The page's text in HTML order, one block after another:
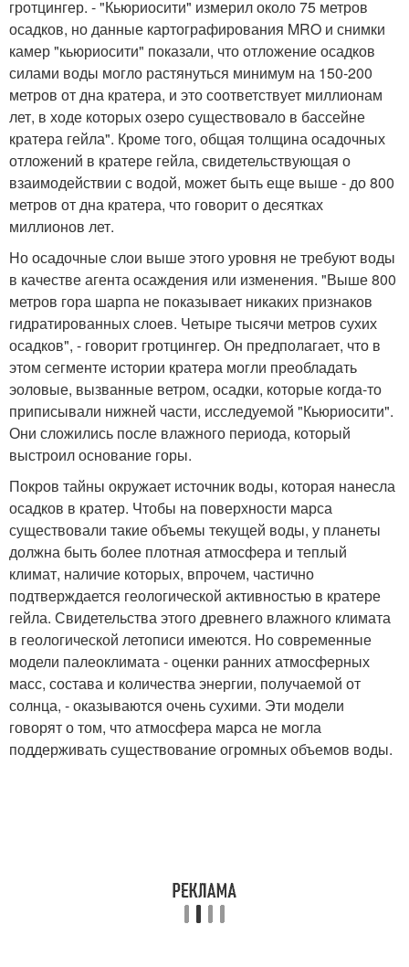
гротцингер. - "Кьюриосити" измерил около 75 метров
осадков, но данные картографирования MRO и снимки
камер "кьюриосити" показали, что отложение осадков
силами воды могло растянуться минимум на 150-200
метров от дна кратера, и это соответствует миллионам
лет, в ходе которых озеро существовало в бассейне
кратера гейла". Кроме того, общая толщина осадочных
отложений в кратере гейла, свидетельствующая о
взаимодействии с водой, может быть еще выше - до 800
метров от дна кратера, что говорит о десятках
миллионов лет.
Но осадочные слои выше этого уровня не требуют воды
в качестве агента осаждения или изменения. "Выше 800
метров гора шарпа не показывает никаких признаков
гидратированных слоев. Четыре тысячи метров сухих
осадков", - говорит гротцингер. Он предполагает, что в
этом сегменте истории кратера могли преобладать
эоловые, вызванные ветром, осадки, которые когда-то
приписывали нижней части, исследуемой "Кьюриосити".
Они сложились после влажного периода, который
выстроил основание горы.
Покров тайны окружает источник воды, которая нанесла
осадков в кратер. Чтобы на поверхности марса
существовали такие объемы текущей воды, у планеты
должна быть более плотная атмосфера и теплый
климат, наличие которых, впрочем, частично
подтверждается геологической активностью в кратере
гейла. Свидетельства этого древнего влажного климата
в геологической летописи имеются. Но современные
модели палеоклимата - оценки ранних атмосферных
масс, состава и количества энергии, получаемой от
солнца, - оказываются очень сухими. Эти модели
говорят о том, что атмосфера марса не могла
поддерживать существование огромных объемов воды.